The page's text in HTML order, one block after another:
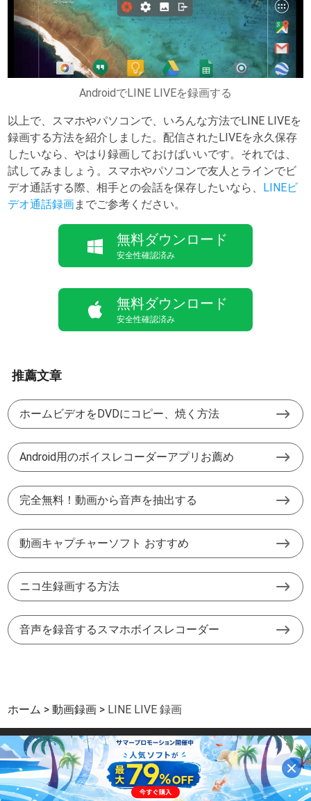
AndroidでLINE LIVEを録画する
以上で、スマホやパソコンで、いろんな方法でLINE LIVEを
録画する方法を紹介しました。配信されたLIVEを永久保存
したいなら、やはり録画しておけばいいです。それでは、
試してみましょう。スマホやパソコンで友人とラインでビ
デオ通話する際、相手との会話を保存したいなら、 LINEビ
デオ通話録画までご参考ください。
無料ダウンロード
安全性確認済み
無料ダウンロード
安全性確認済み
推薦文章
ホームビデオをDVDにコピー、焼く方法
Android用のボイスレコーダーアプリお薦め
完全無料！動画から音声を抽出する
動画キャプチャーソフト おすすめ
ニコ生録画する方法
音声を録音するスマホボイスレコーダー
ホーム 動画録画 LINE LIVE 録画
サイトマップ|サポート プライバシー |パートーナー|利用規約と条件
Copyright © 2026 Aiseesoft Studio. All Rights Reserved.